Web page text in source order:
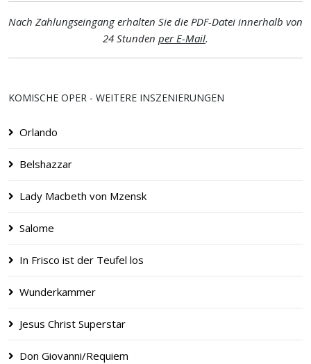
Nach Zahlungseingang erhalten Sie die PDF-Datei innerhalb von
24 Stunden per E-Mail.
KOMISCHE OPER - WEITERE INSZENIERUNGEN
Orlando
Belshazzar
Lady Macbeth von Mzensk
Salome
In Frisco ist der Teufel los
Wunderkammer
Jesus Christ Superstar
Don Giovanni/Requiem